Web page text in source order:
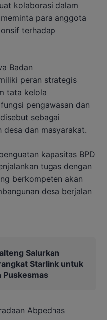
kolaborasi dalam
para anggota
terhadap
Badan
peran strategis
tata kelola
pengawasan dan
sebagai
desa dan masyarakat.
kapasitas BPD
tugas dengan
berkompeten akan
desa berjalan
Salurkan
Starlink untuk
Puskesmas
Abpednas